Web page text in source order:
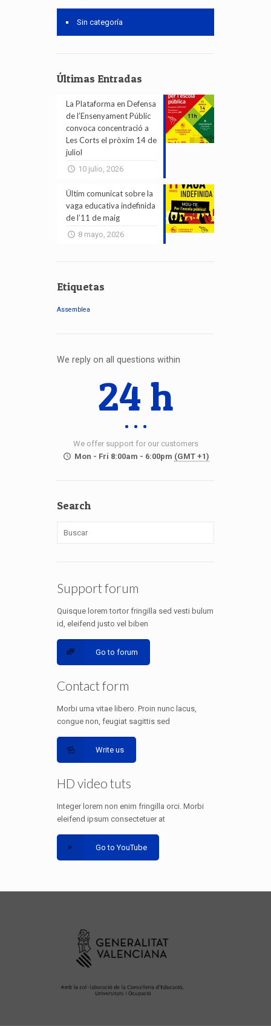
Sin categoría
Últimas Entradas
La Plataforma en Defensa
de l’Ensenyament Públic
convoca concentració a
Les Corts el pròxim 14 de
juliol
10 julio, 2026
Últim comunicat sobre la
vaga educativa indefinida
de l’11 de maig
8 mayo, 2026
Etiquetas
Assemblea
We reply on all questions within
24 h
We offer support for our customers
Mon - Fri 8:00am - 6:00pm (GMT +1)
Search
Support forum
Quisque lorem tortor fringilla sed vesti bulum
id, eleifend justo vel biben
Go to forum
Contact form
Morbi urna vitae libero. Proin nunc lacus,
congue non, feugiat sagittis sed
Write us
HD video tuts
Integer lorem non enim fringilla orci. Morbi
eleifend ipsum consectetuer at
Go to YouTube